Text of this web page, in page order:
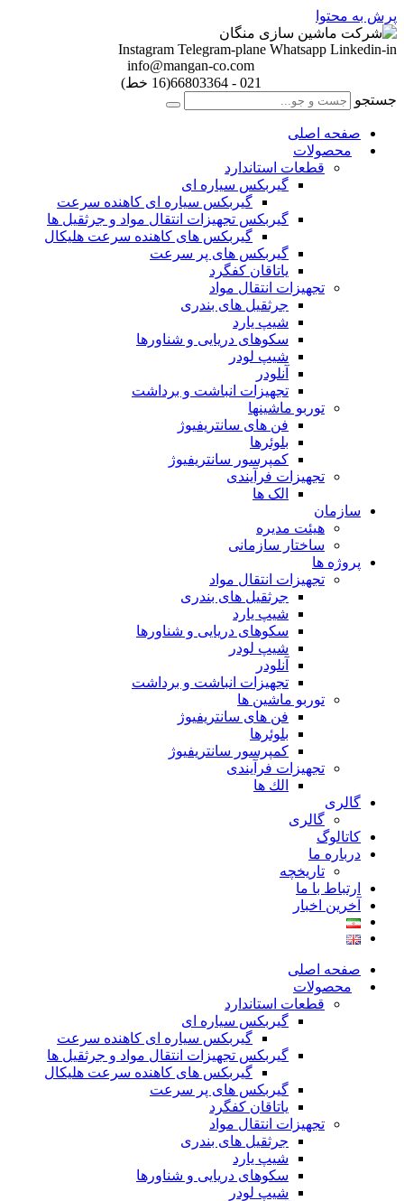
پرش به محتوا
Instagram Telegram-plane Whatsapp Linkedin-in
info@mangan-co.com
021 - 66803364(16 خط)
جستجو
صفحه اصلی
محصولات
قطعات استاندارد
گيربكس سياره ای
گيربكس سياره ای كاهنده سرعت
گيربكس تجهيزات انتقال مواد و جرثقيل ها
گيربكس های كاهنده سرعت هليكال
گيربكس های پر سرعت
ياتاقان كفگرد
تجهیزات انتقال مواد
جرثقیل های بندری
شیپ یارد
سکوهای دریایی و شناورها
شیپ لودر
آنلودر
تجهیزات انباشت و برداشت
توربو ماشینها
فن های سانتریفیوژ
بلوئرها
کمپرسور سانتریفیوژ
تجهیزات فرآیندی
الک ها
سازمان
هيئت مديره
ساختار سازمانی
پروژه ها
تجهيزات انتقال مواد
جرثقيل های بندری
شيپ يارد
سكوهای دريايی و شناورها
شيپ لودر
آنلودر
تجهيزات انباشت و برداشت
توربو ماشين ها
فن های سانتريفيوژ
بلوئرها
کمپرسور سانتریفیوژ
تجهیزات فرآیندی
الك ها
گالری
گالری
کاتالوگ
درباره ما
تاريخچه
ارتباط با ما
آخرین اخبار
صفحه اصلی
محصولات
قطعات استاندارد
گيربكس سياره ای
گيربكس سياره ای كاهنده سرعت
گيربكس تجهيزات انتقال مواد و جرثقيل ها
گيربكس های كاهنده سرعت هليكال
گيربكس های پر سرعت
ياتاقان كفگرد
تجهیزات انتقال مواد
جرثقیل های بندری
شیپ یارد
سکوهای دریایی و شناورها
شیپ لودر